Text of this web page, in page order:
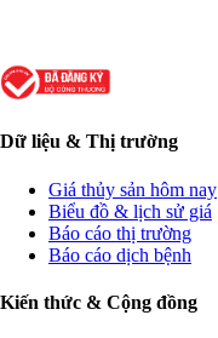
Dữ liệu & Thị trường
Giá thủy sản hôm nay
Biểu đồ & lịch sử giá
Báo cáo thị trường
Báo cáo dịch bệnh
Kiến thức & Cộng đồng